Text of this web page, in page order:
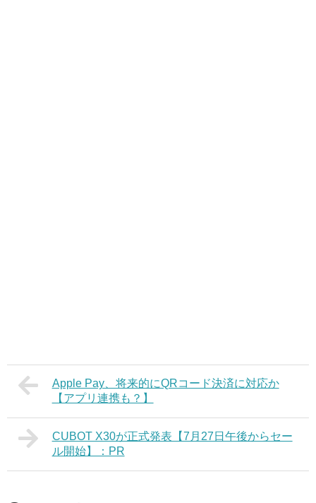
Apple Pay、将来的にQRコード決済に対応か
【アプリ連携も？】
CUBOT X30が正式発表【7月27日午後からセー
ル開始】：PR